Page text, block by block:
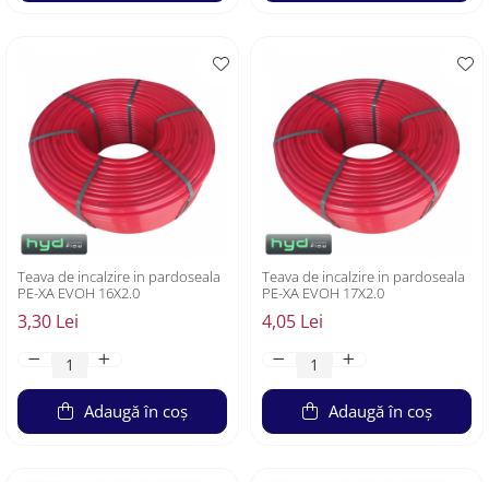
Teava de incalzire in pardoseala
PE-XA EVOH 16X2.0
3,30 Lei
Adaugă în coș
Teava de incalzire in pardoseala
PE-XA EVOH 17X2.0
4,05 Lei
Adaugă în coș